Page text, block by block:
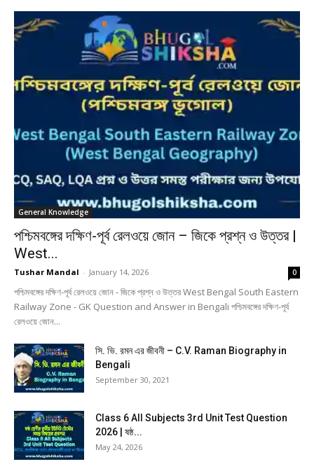
General Knowledge
পশ্চিমবঙ্গের দক্ষিণ-পূর্ব রেলওয়ে জোন – জিকে প্রশ্ন ও উত্তর |
West...
Tushar Mandal - January 14, 2026 0
পশ্চিমবঙ্গের দক্ষিণ-পূর্ব রেলওয়ে জোন - জিকে প্রশ্ন ও উত্তর West Bengal South Eastern
Railway Zone - GK Question and Answer in Bengali পশ্চিমবঙ্গের দক্ষিণ-পূর্ব
রেলওয়ে জোন...
সি. ভি. রমন এর জীবনী – C.V. Raman Biography in
Bengali
September 30, 2021
Class 6 All Subjects 3rd Unit Test Question
2026 | ষষ্ঠ...
May 24, 2026